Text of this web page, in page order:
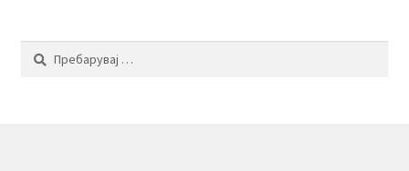
Пребарувај